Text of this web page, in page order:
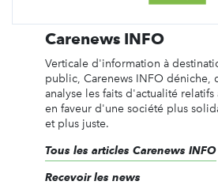
Carenews INFO
Verticale d'information à
public, Carenews INFO déniche,
analyse les faits d'actualité
en faveur d'une société plus
et plus juste.
Tous les articles Carenews INFO
Recevoir les news